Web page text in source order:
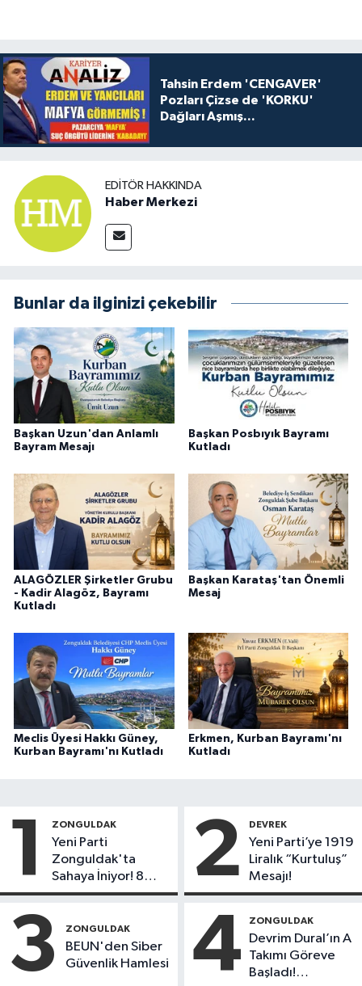
Tahsin Erdem 'CENGAVER'
Pozları Çizse de 'KORKU'
Dağları Aşmış...
EDITÖR HAKKINDA
Haber Merkezi
Bunlar da ilginizi çekebilir
Başkan Uzun'dan Anlamlı
Bayram Mesajı
Başkan Posbıyık Bayramı
Kutladı
ALAGÖZLER Şirketler Grubu
- Kadir Alagöz, Bayramı
Kutladı
Başkan Karataş'tan Önemli
Mesaj
Meclis Üyesi Hakkı Güney,
Kurban Bayramı'nı Kutladı
Erkmen, Kurban Bayramı'nı
Kutladı
1 ZONGULDAK
Yeni Parti
Zonguldak'ta
Sahaya İniyor! 8
İlçede Kurucu
Başladı
2 DEVREK
Yeni Parti’ye 1919
Liralık “Kurtuluş”
Mesajı!
3 ZONGULDAK
BEUN'den Siber
Güvenlik Hamlesi
4 ZONGULDAK
Devrim Dural’ın A
Takımı Göreve
Başladı!